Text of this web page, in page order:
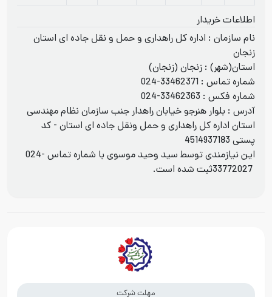
اطلاعات خریدار
نام سازمان : اداره کل راهداری و حمل و نقل جاده ای استان
زنجان
استان(شهر) : زنجان (زنجان)
شماره تماس : 024-33462371
شماره فکس : 024-33462363
آدرس : بلوار هنرجو خیابان راهدار جنب سازمان نظام مهندسی
استان اداره کل راهداری و حمل ونقل جاده ای استان - کد
پستی 4514937183
این نیازمندی توسط سید وحید موسوی با شماره تماس 024-
33772027ثبت شده است.
مهلت شرکت